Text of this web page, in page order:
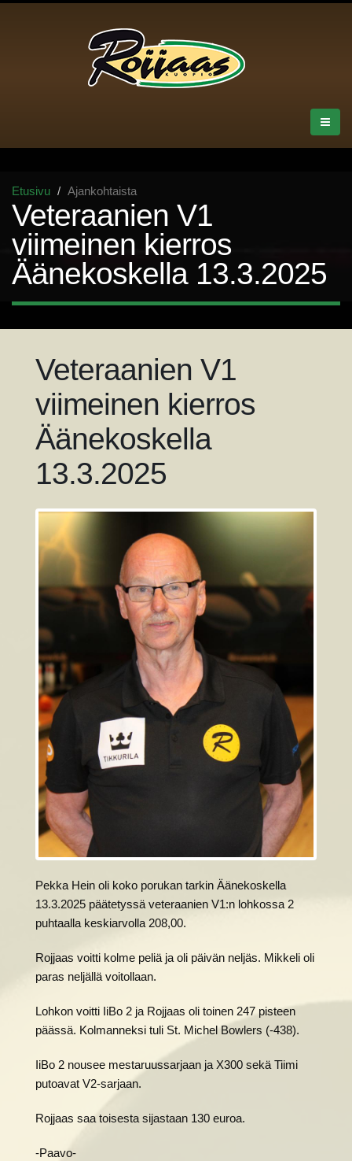
Etusivu Ajankohtaista
Veteraanien V1
viimeinen kierros
Äänekoskella 13.3.2025
Veteraanien V1
viimeinen kierros
Äänekoskella
13.3.2025
Pekka Hein oli koko porukan tarkin Äänekoskella
13.3.2025 päätetyssä veteraanien V1:n lohkossa 2
puhtaalla keskiarvolla 208,00.
Rojjaas voitti kolme peliä ja oli päivän neljäs. Mikkeli oli
paras neljällä voitollaan.
Lohkon voitti IiBo 2 ja Rojjaas oli toinen 247 pisteen
päässä. Kolmanneksi tuli St. Michel Bowlers (-438).
IiBo 2 nousee mestaruussarjaan ja X300 sekä Tiimi
putoavat V2-sarjaan.
Rojjaas saa toisesta sijastaan 130 euroa.
-Paavo-